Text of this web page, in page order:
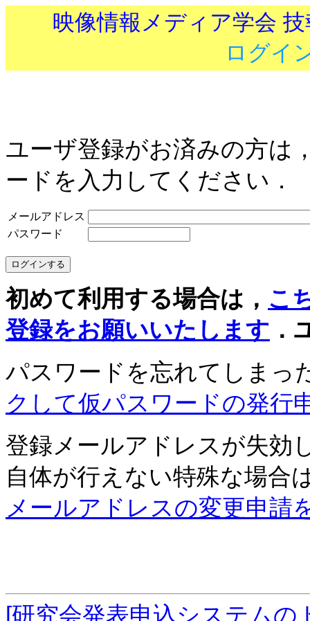
映像情報メディア学会
ログイ
ユーザ登録がお済みの方は
ードを入力してください．
メールアドレス
パスワード
初めて利用する場合は， こ
登録をお願いいたします ．
パスワードを忘れてしまっ
クして仮パスワードの発行
登録メールアドレスが失効
自体が行えない特殊な場合
メールアドレスの変更申請
[研究会発表申込システム